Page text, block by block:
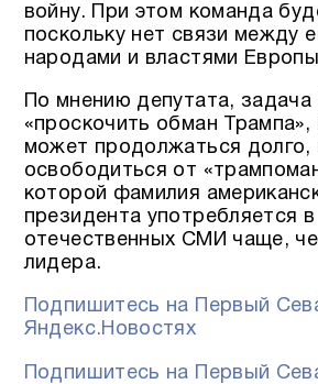
войну. При этом команда
поскольку нет связи между
народами и властями
По мнению депутата, задача
«проскочить обман
может продолжаться долго,
освободиться от
которой фамилия
президента употребляется в
отечественных СМИ чаще,
лидера.
Подпишитесь на Первый
Яндекс.Новостях
Подпишитесь на Первый